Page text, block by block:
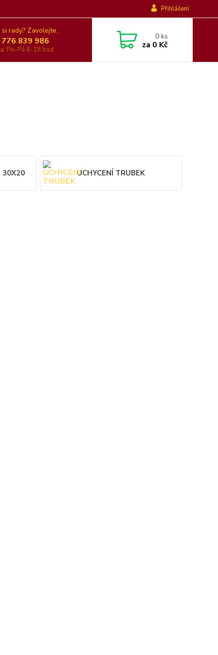
Přihlášení
rady? Zavolejte.
839 986
Po-Pá 8-18 hod.
0ks
za 0 Kč
30X20 UCHYCENÍ TRUBEK